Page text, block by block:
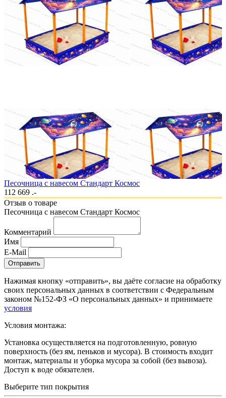
Песочница с навесом Стандарт Космос
112 669 .-
Отзыв о товаре
Песочница с навесом Стандарт Космос
Комментарий
Имя
E-Mail
Отправить
Нажимая кнопку «отправить», вы даёте согласие на обработку
своих персональных данных в соответствии с Федеральным
законом №152-ФЗ «О персональных данных» и принимаете
условия
Условия монтажа:
Установка осуществляется на подготовленную, ровную
поверхность (без ям, пеньков и мусора). В стоимость входит
монтаж, материалы и уборка мусора за собой (без вывоза).
Доступ к воде обязателен.
Выберите тип покрытия